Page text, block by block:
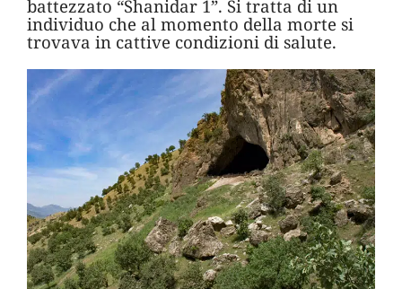
battezzato “Shanidar 1”. Si tratta di un
individuo che al momento della morte si
trovava in cattive condizioni di salute.